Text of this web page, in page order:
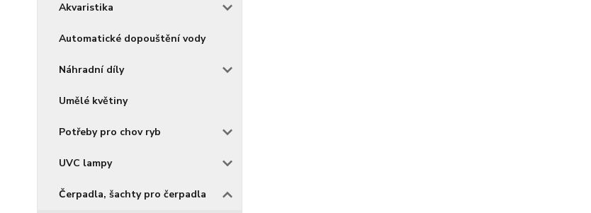
Akvaristika
Automatické dopouštění vody
Náhradní díly
Umělé květiny
Potřeby pro chov ryb
UVC lampy
Čerpadla, šachty pro čerpadla